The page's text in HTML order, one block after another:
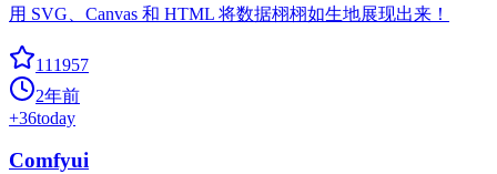
用 SVG、Canvas 和 HTML 将数据栩栩如生地展现出来！
111957
2年前
+36today
Comfyui